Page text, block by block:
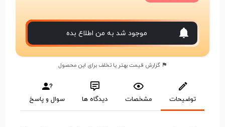
موجود شد به من اطلاع بده
گزارش قیمت بهتر یا تخلف برای این محصول
توضیحات مشخصات دیدگاه ها سوال و پاسخ